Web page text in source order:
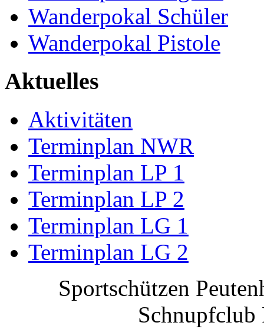
Wanderpokal Schüler
Wanderpokal Pistole
Aktuelles
Aktivitäten
Terminplan NWR
Terminplan LP 1
Terminplan LP 2
Terminplan LG 1
Terminplan LG 2
Sportschützen
Schnupfclub